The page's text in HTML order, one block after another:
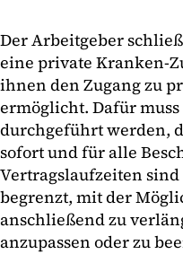
Der Arbeitgeber
eine private Kranken-
ihnen den Zugang zu
ermöglicht. Dafür
durchgeführt werden,
sofort und für alle
Vertragslaufzeiten sind
begrenzt, mit der
anschließend zu
anzupassen oder zu